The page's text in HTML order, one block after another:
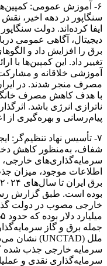
۶- آموزش عمومی:
سنگاپور در دهه اخیر،
ایفا کرده‌اند. دولت
دیجیتال، آگاهی عمومی
برق را افزایش داد و
تغییر داد. این کمپین‌ها با
آموزشی خلاقانه و
مصرف منجر شدند. در
با هدف کاهش مصرف
ناترازی انرژی باشد.
پیام‌رسانی و بهره‌گیری
۷- تأسیس نهاد تنظیم‌گر:
شفاف، به‌منظور کاهش
سرمایه‌گذاری‌های
اطلاعات موجود، میزان
بوده است. طبق گزارش
جمله برق و گاز
سرمایه خارجی جذب‌ شده
سرمایه‌گذاری نقدی و